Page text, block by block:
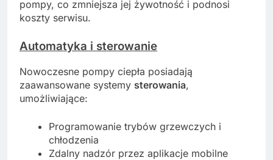
pompy, co zmniejsza jej żywotność i podnosi
koszty serwisu.
Automatyka i sterowanie
Nowoczesne pompy ciepła posiadają
zaawansowane systemy sterowania,
umożliwiające:
Programowanie trybów grzewczych i
chłodzenia
Zdalny nadzór przez aplikacje mobilne